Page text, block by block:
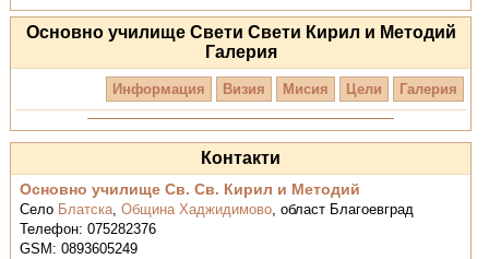
Oсновно училище Свети Свети Кирил и Методий
Галерия
Информация Визия Мисия Цели Галерия
Контакти
Oсновно училище Св. Св. Кирил и Методий
Село Блатска,Община Хаджидимово,област Благоевград
Телефон:075282376
GSM:0893605249